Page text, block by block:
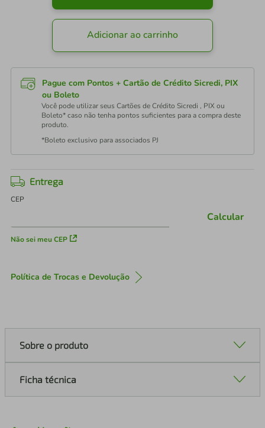
Adicionar ao carrinho
Pague com Pontos + Cartão de Crédito Sicredi, PIX
ou Boleto
Você pode utilizar seus Cartões de Crédito Sicredi , PIX ou
Boleto* caso não tenha pontos suficientes para a compra deste
produto.
*Boleto exclusivo para associados PJ
Entrega
CEP
Não sei meu CEP
Calcular
Política de Trocas e Devolução
Sobre o produto
Ficha técnica